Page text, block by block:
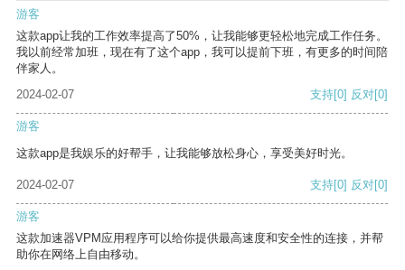
游客
这款app让我的工作效率提高了50%，让我能够更轻松地完成工作任务。
我以前经常加班，现在有了这个app，我可以提前下班，有更多的时间陪
伴家人。
2024-02-07
支持[0] 反对[0]
游客
这款app是我娱乐的好帮手，让我能够放松身心，享受美好时光。
2024-02-07 支持[0] 反对[0]
游客
这款加速器VPM应用程序可以给你提供最高速度和安全性的连接，并帮
助你在网络上自由移动。